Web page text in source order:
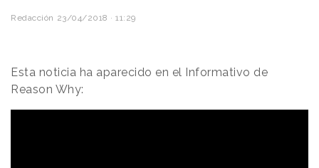
Redacción 23/04/2018 · 11:29
Esta noticia ha aparecido en el Informativo de
Reason Why: